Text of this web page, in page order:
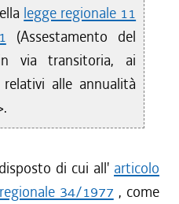
legge regionale 11
(Assestamento del
via transitoria, ai
alle annualità
di cui all' articolo
34/1977 , come